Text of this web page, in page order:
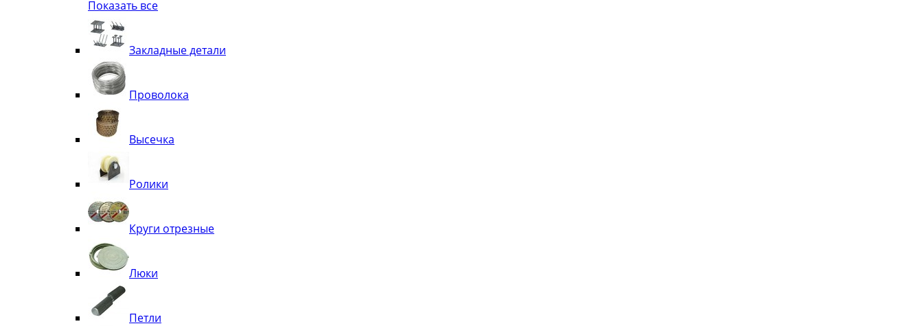
Квадрат
Труба декоративная
Элементы орнамента из квадрата, трубы
Узоры
Лавки
Показать все
Закладные детали
Проволока
Высечка
Ролики
Круги отрезные
Люки
Петли